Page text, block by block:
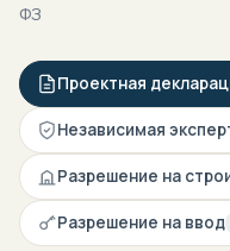
ФЗ
Проектная
Независимая
Разрешение на
Разрешение на ввод